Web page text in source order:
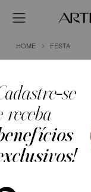
HOME FESTA